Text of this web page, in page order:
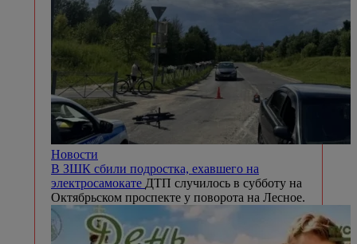
Новости
В ЗШК сбили подростка, ехавшего на
электросамокате ДТП случилось в субботу на
Октябрьском проспекте у поворота на Лесное.